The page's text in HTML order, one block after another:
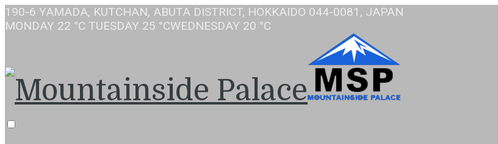
190-6 YAMADA, KUTCHAN, ABUTA DISTRICT, HOKKAIDO 044-0081, JAPAN
MONDAY 22 °C TUESDAY 25 °CWEDNESDAY 20 °C